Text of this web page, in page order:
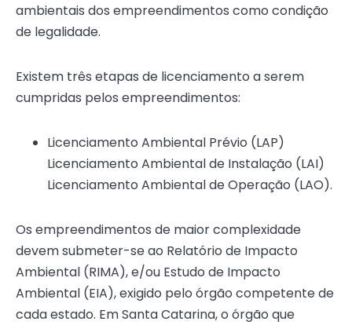
ambientais dos empreendimentos como condição
de legalidade.
Existem três etapas de licenciamento a serem
cumpridas pelos empreendimentos:
Licenciamento Ambiental Prévio (LAP)
Licenciamento Ambiental de Instalação (LAI)
Licenciamento Ambiental de Operação (LAO).
Os empreendimentos de maior complexidade
devem submeter-se ao Relatório de Impacto
Ambiental (RIMA), e/ou Estudo de Impacto
Ambiental (EIA), exigido pelo órgão competente de
cada estado. Em Santa Catarina, o órgão que